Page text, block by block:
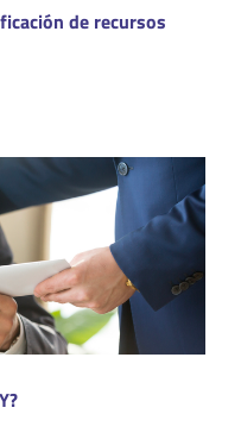
de recursos